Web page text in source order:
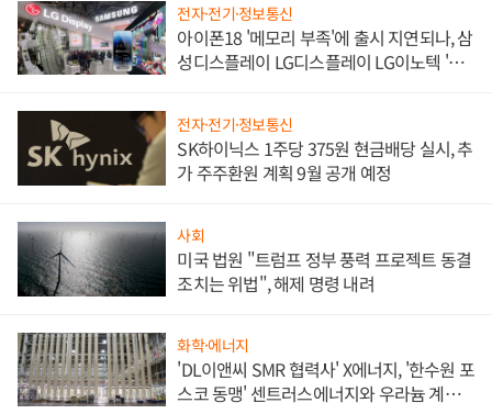
전자·전기·정보통신
아이폰18 '메모리 부족'에 출시 지연되나, 삼
성디스플레이 LG디스플레이 LG이노텍 '탈
전자·전기·정보통신
SK하이닉스 1주당 375원 현금배당 실시, 추
가 주주환원 계획 9월 공개 예정
사회
미국 법원 "트럼프 정부 풍력 프로젝트 동결
조치는 위법", 해제 명령 내려
화학·에너지
'DL이앤씨 SMR 협력사' X에너지, '한수원 포
스코 동맹' 센트러스에너지와 우라늄 계약